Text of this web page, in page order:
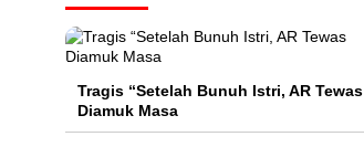
Tragis “Setelah Bunuh Istri, AR Tewas
Diamuk Masa